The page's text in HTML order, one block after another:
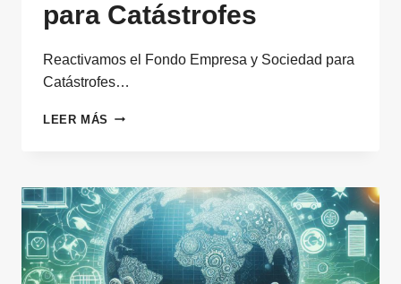
para Catástrofes
Reactivamos el Fondo Empresa y Sociedad para
Catástrofes…
LEER MÁS REACTIVAMOS
Y
SOCIEDAD
PARA
CATÁSTROFES